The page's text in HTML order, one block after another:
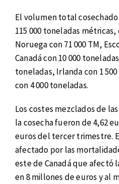
El volumen total
115 000 toneladas
Noruega con 71 000 TM,
Canadá con 10 000
toneladas, Irlanda con 1
con 4 000 toneladas.
Los costes mezclados de
la cosecha fueron de 4,62
euros del tercer trimestre.
afectado por las
este de Canadá que afectó
en 8 millones de euros y al